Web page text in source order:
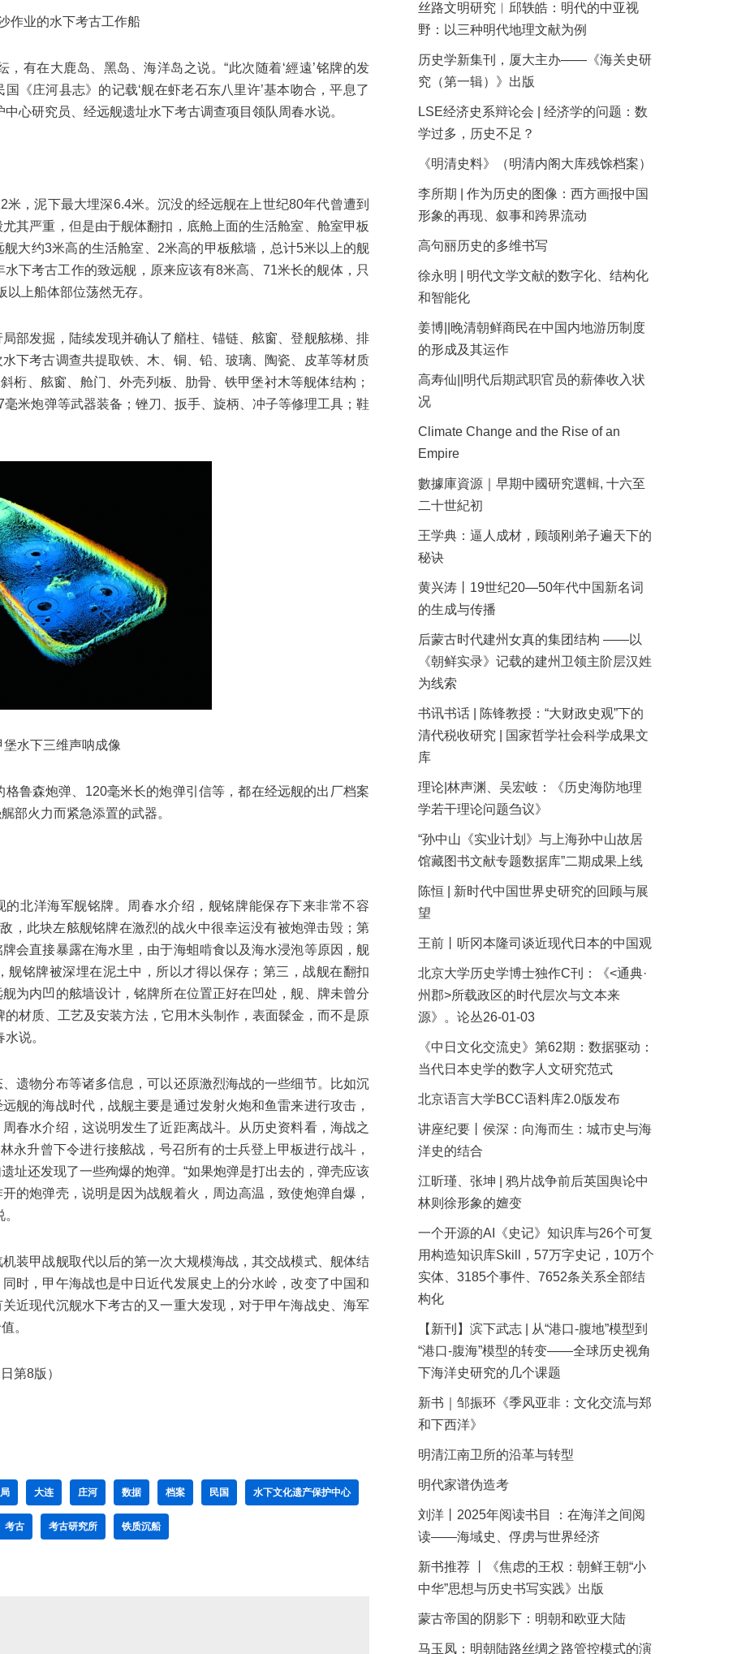
作业的水下考古工作船
在大鹿岛、黑岛、海洋岛之说。“此次随着‘經遠’铭牌的发
《庄河县志》的记载‘舰在虾老石东八里许’基本吻合，平息了
心研究员、经远舰遗址水下考古调查项目领队周春水说。
泥下最大埋深6.4米。沉没的经远舰在上世纪80年代曾遭到
其严重，但是由于舰体翻扣，底舱上面的生活舱室、舱室甲板
大约3米高的生活舱室、2米高的甲板舷墙，总计5米以上的舰
下考古工作的致远舰，原来应该有8米高、71米长的舰体，只
上船体部位荡然无存。
发掘，陆续发现并确认了艏柱、锚链、舷窗、登舰舷梯、排
下考古调查共提取铁、木、铜、铅、玻璃、陶瓷、皮革等材质
桁、舷窗、舱门、外壳列板、肋骨、铁甲堡衬木等舰体结构；
米炮弹等武器装备；锉刀、扳手、旋柄、冲子等修理工具；鞋
堡水下三维声呐成像
森炮弹、120毫米长的炮弹引信等，都在经远舰的出厂档案
部火力而紧急添置的武器。
北洋海军舰铭牌。周春水介绍，舰铭牌能保存下来非常不容
，此块左舷舰铭牌在激烈的战火中很幸运没有被炮弹击毁；第
会直接暴露在海水里，由于海蛆啃食以及海水浸泡等原因，舰
铭牌被深埋在泥土中，所以才得以保存；第三，战舰在翻扣
为内凹的舷墙设计，铭牌所在位置正好在凹处，舰、牌未曾分
材质、工艺及安装方法，它用木头制作，表面髹金，而不是原
说。
物分布等诸多信息，可以还原激烈海战的一些细节。比如沉
舰的海战时代，战舰主要是通过发射火炮和鱼雷来进行攻击，
春水介绍，这说明发生了近距离战斗。从历史资料看，海战之
永升曾下令进行接舷战，号召所有的士兵登上甲板进行战斗，
址还发现了一些殉爆的炮弹。“如果炮弹是打出去的，弹壳应该
的炮弹壳，说明是因为战舰着火，周边高温，致使炮弹自爆，
甲战舰取代以后的第一次大规模海战，其交战模式、舰体结
时，甲午海战也是中日近代发展史上的分水岭，改变了中国和
近现代沉舰水下考古的又一重大发现，对于甲午海战史、海军
。
第8版）
大连 庄河 数据 档案 民国 水下文化遗产保护中心
考古 考古研究所 铁质沉船
丝路文明研究︱邱轶皓：明代的中亚视
野：以三种明代地理文献为例
历史学新集刊，厦大主办——《海关史研
究（第一辑）》出版
LSE经济史系辩论会 | 经济学的问题：数
学过多，历史不足？
《明清史料》（明清内阁大库残馀档案）
李所期 | 作为历史的图像：西方画报中国
形象的再现、叙事和跨界流动
高句丽历史的多维书写
徐永明 | 明代文学文献的数字化、结构化
和智能化
姜博||晚清朝鲜商民在中国内地游历制度
的形成及其运作
高寿仙||明代后期武职官员的薪俸收入状
况
Climate Change and the Rise of an
Empire
數據庫資源｜早期中國研究選輯, 十六至
二十世紀初
王学典：逼人成材，顾颉刚弟子遍天下的
秘诀
黄兴涛丨19世纪20—50年代中国新名词
的生成与传播
后蒙古时代建州女真的集团结构 ——以
《朝鲜实录》记载的建州卫领主阶层汉姓
为线索
书讯书话 | 陈锋教授：“大财政史观”下的
清代税收研究 | 国家哲学社会科学成果文
库
理论|林声渊、吴宏岐：《历史海防地理
学若干理论问题刍议》
“孙中山《实业计划》与上海孙中山故居
馆藏图书文献专题数据库”二期成果上线
陈恒 | 新时代中国世界史研究的回顾与展
望
王前丨听冈本隆司谈近现代日本的中国观
北京大学历史学博士独作C刊：《<通典·
州郡>所载政区的时代层次与文本来
源》。论丛26-01-03
《中日文化交流史》第62期：数据驱动：
当代日本史学的数字人文研究范式
北京语言大学BCC语料库2.0版发布
讲座纪要丨侯深：向海而生：城市史与海
洋史的结合
江昕瑾、张坤 | 鸦片战争前后英国舆论中
林则徐形象的嬗变
一个开源的AI《史记》知识库与26个可复
用构造知识库Skill，57万字史记，10万个
实体、3185个事件、7652条关系全部结
构化
【新刊】滨下武志 | 从“港口-腹地”模型到
“港口-腹海”模型的转变——全球历史视角
下海洋史研究的几个课题
新书｜邹振环《季风亚非：文化交流与郑
和下西洋》
明清江南卫所的沿革与转型
明代家谱伪造考
刘洋丨2025年阅读书目 ：在海洋之间阅
读——海域史、俘虏与世界经济
新书推荐 丨《焦虑的王权：朝鲜王朝“小
中华”思想与历史书写实践》出版
蒙古帝国的阴影下：明朝和欧亚大陆
马玉凤：明朝陆路丝绸之路管控模式的演